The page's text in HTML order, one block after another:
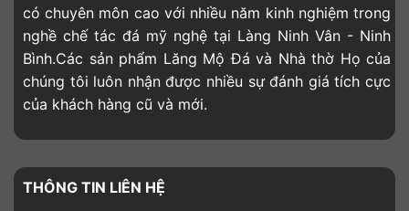
có chuyên môn cao với nhiều năm kinh nghiệm trong
nghề chế tác đá mỹ nghệ tại Làng Ninh Vân - Ninh
Bình.Các sản phẩm Lăng Mộ Đá và Nhà thờ Họ của
chúng tôi luôn nhận được nhiều sự đánh giá tích cực
của khách hàng cũ và mới.
THÔNG TIN LIÊN HỆ